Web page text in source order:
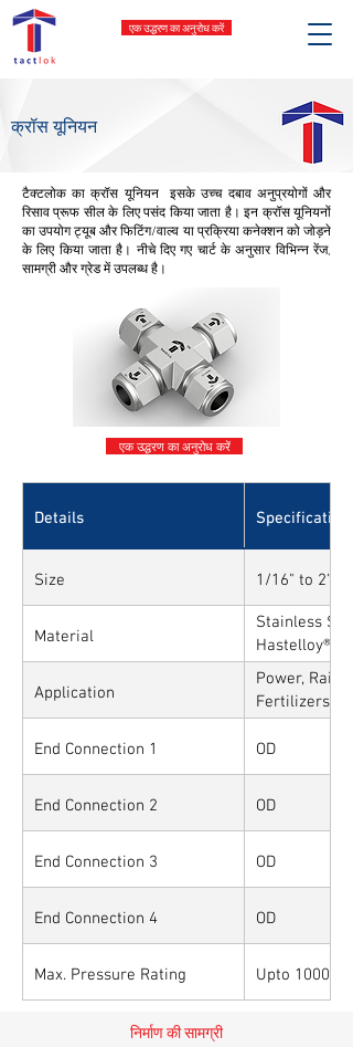
एक उद्धरण का अनुरोध करें
क्रॉस यूनियन
टैक्टलोक का क्रॉस यूनियन इसके उच्च दबाव अनुप्रयोगों और
रिसाव प्रूफ सील के लिए पसंद किया जाता है। इन क्रॉस यूनियनों
का उपयोग ट्यूब और फिटिंग/वाल्व या प्रक्रिया कनेक्शन को जोड़ने
के लिए किया जाता है। नीचे दिए गए चार्ट के अनुसार विभिन्न रेंज,
सामग्री और ग्रेड में उपलब्ध है।
एक उद्धरण का अनुरोध करें
Details Specifications
Size 1/16" to 2"
Material
Stainless
Hastelloy®,
Alloys
Application
Power,
Fertilizers,
Sytems,
End Connection 1
OD
End Connection 2 OD
End Connection 3 OD
End Connection 4 OD
Max. Pressure Rating Upto
निर्माण की सामग्री